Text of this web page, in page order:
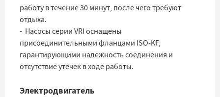
работу в течение 30 минут, после чего требуют
отдыха.
- Насосы серии VRI оснащены
присоединительными фланцами ISO-KF,
гарантирующими надежность соединения и
отсутствие утечек в ходе работы.
Электродвигатель